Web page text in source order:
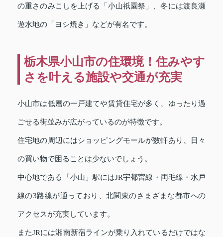
の重さのみこしを上げる「小山祇園祭」、冬には渡良瀬
遊水地の「ヨシ焼き」などが有名です。
栃木県小山市の住環境！住みやす
さを叶える施設や交通が充実
小山市は低層の一戸建てや賃貸住宅が多く、ゆったり過
ごせる街並みが広がっているのが特徴です。
住宅地の周辺にはショッピングモールが数軒あり、日々
の買い物で困ることは少ないでしょう。
中心地である「小山」駅にはJR宇都宮線・両毛線・水戸
線の3路線が通っており、北関東のさまざまな都市への
アクセスが充実しています。
またJRには湘南新宿ラインが乗り入れているだけではな